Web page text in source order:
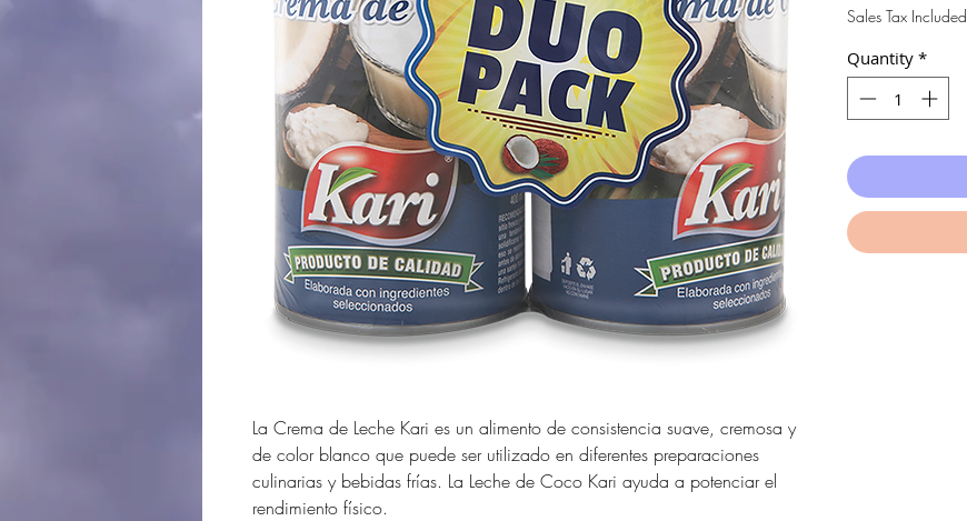
La Crema de Leche Kari es un alimento de consistencia suave, cremosa y
de color blanco que puede ser utilizado en diferentes preparaciones
culinarias y bebidas frías. La Leche de Coco Kari ayuda a potenciar el
rendimiento físico.
Sales Tax Included
Quantity *